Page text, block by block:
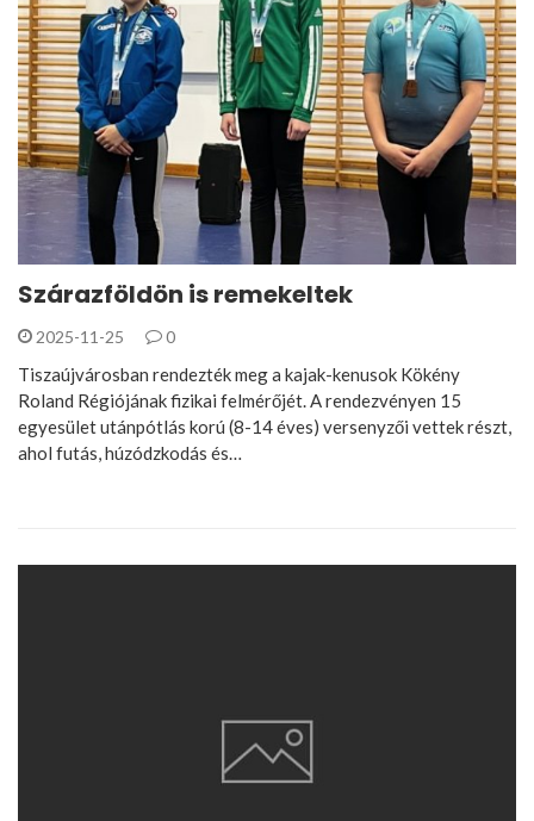
Szárazföldön is remekeltek
2025-11-25 0
Tiszaújvárosban rendezték meg a kajak-kenusok Kökény
Roland Régiójának fizikai felmérőjét. A rendezvényen 15
egyesület utánpótlás korú (8-14 éves) versenyzői vettek részt,
ahol futás, húzódzkodás és…